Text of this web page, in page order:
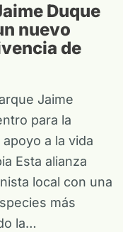
Duque
nuevo
de
Jaime
para la
a la vida
Esta alianza
local con una
más
la…